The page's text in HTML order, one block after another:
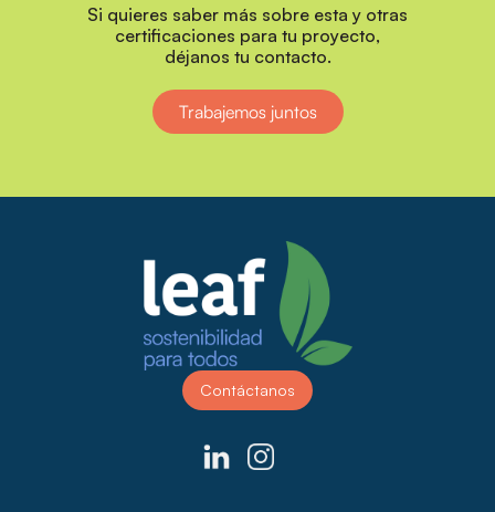
Si quieres saber más sobre esta y otras
certificaciones para tu proyecto,
déjanos tu contacto.
Trabajemos juntos
Contáctanos